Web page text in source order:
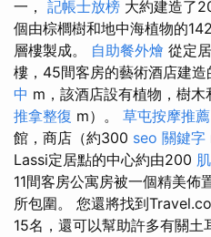
一， 記帳士放榜 大約建造了
個由棕櫚樹和地中海植物的
層樓製成。 自助餐外燴 從定
樓，45間客房的藝術酒店建
中 m，該酒店設有植物，樹木
推拿整復 m）。 草屯按摩推薦
館，商店（約300 seo 關鍵字
Lassi定居點的中心約由200
11間客房公寓房被一個精美佈
所包圍。 您還將找到
15名，還可以幫助許多有關